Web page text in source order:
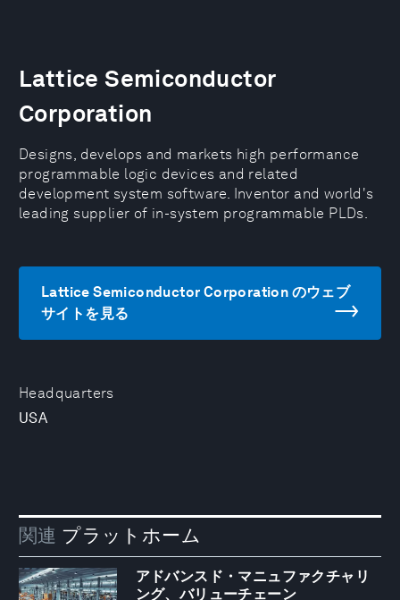
Headquarters
USA
Lattice Semiconductor
Corporation
Designs, develops and markets high performance
programmable logic devices and related
development system software. Inventor and world's
leading supplier of in-system programmable PLDs.
Lattice Semiconductor Corporation のウェブ
サイトを見る
関連 プラットホーム
アドバンスド・マニュファクチャリ
ング、バリューチェーン